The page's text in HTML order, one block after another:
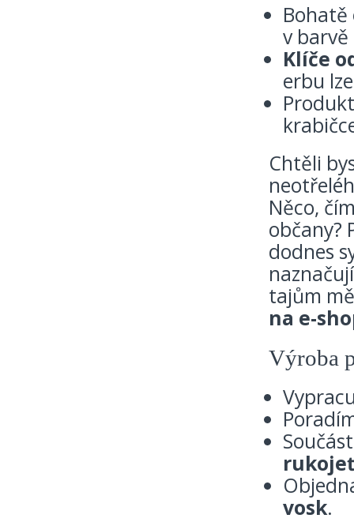
v barvě
Klíče
erbu
Chtěli
Něco,
občany?
dodnes
tajům
na e-
Výroba
vosk.